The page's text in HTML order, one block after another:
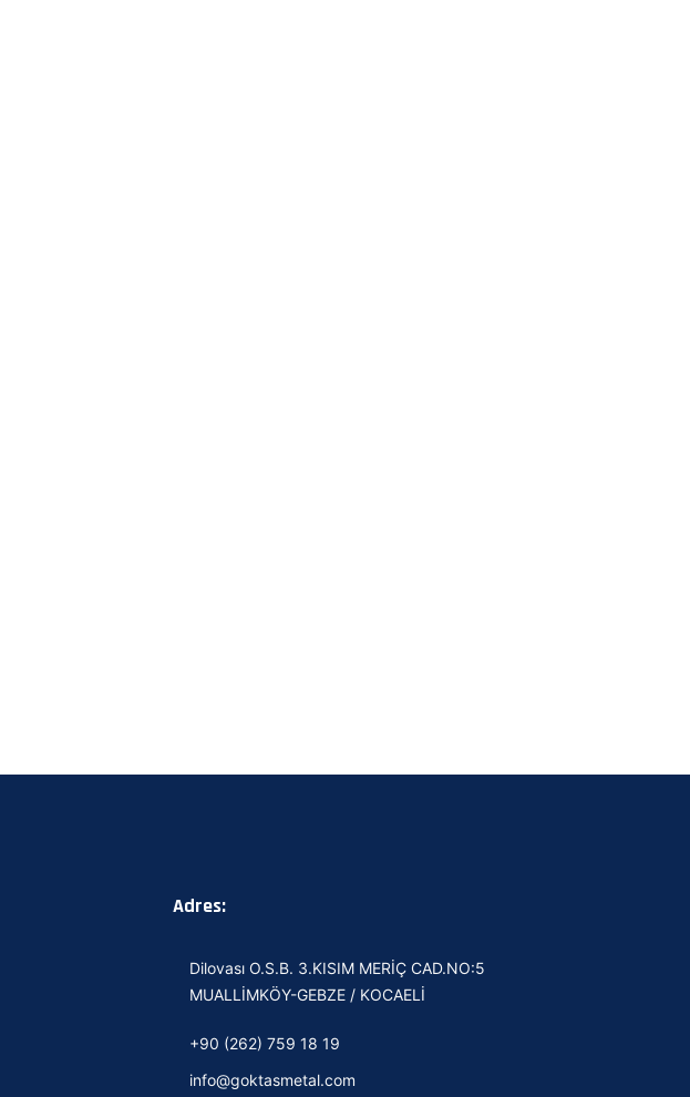
Adres:
Dilovası O.S.B. 3.KISIM MERİÇ CAD.NO:5
MUALLİMKÖY-GEBZE / KOCAELİ
+90 (262) 759 18 19
info@goktasmetal.com